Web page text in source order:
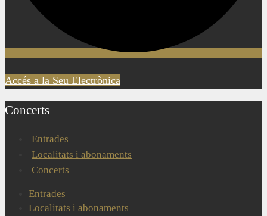
Accés a la Seu Electrònica
Concerts
Entrades
Localitats i abonaments
Concerts
Entrades
Localitats i abonaments